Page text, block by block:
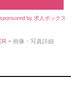
sponsored by 求人ボックス
> 画像・写真詳細